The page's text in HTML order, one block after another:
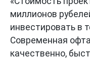
миллионов
инвестировать в
Современная
качественно,